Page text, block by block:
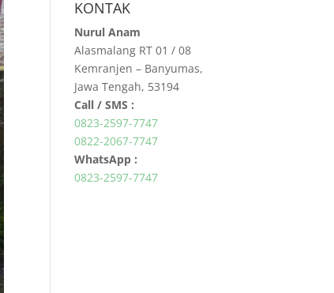
KONTAK
Nurul Anam
Alasmalang RT 01 / 08
Kemranjen – Banyumas,
Jawa Tengah, 53194
Call / SMS :
0823-2597-7747
0822-2067-7747
WhatsApp :
0823-2597-7747